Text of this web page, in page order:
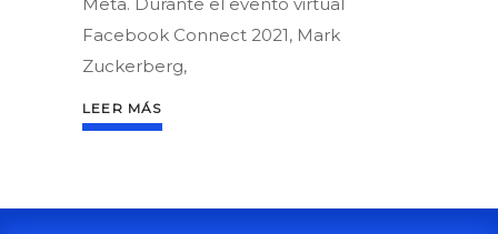
Facebook Connect 2021, Mark
Zuckerberg,
LEER MÁS